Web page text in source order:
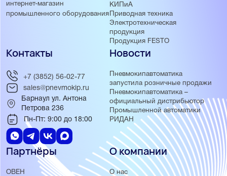
интернет-магазин
промышленного оборудования
КИПиА
Приводная техника
Электротехническая
продукция
Продукция FESTO
Новости
Пневмокипавтоматика
запустила розничные продажи
Пневмокипавтоматика –
официальный дистрибьютор
Промышленной автоматики
РИДАН
Партнёры
ОВЕН
О компании
О нас
Контакты
+7 (3852) 56-02-77
sales@pnevmokip.ru
Барнаул ул. Антона
Петрова 236
Пн-Пт: 9:00 до 18:00